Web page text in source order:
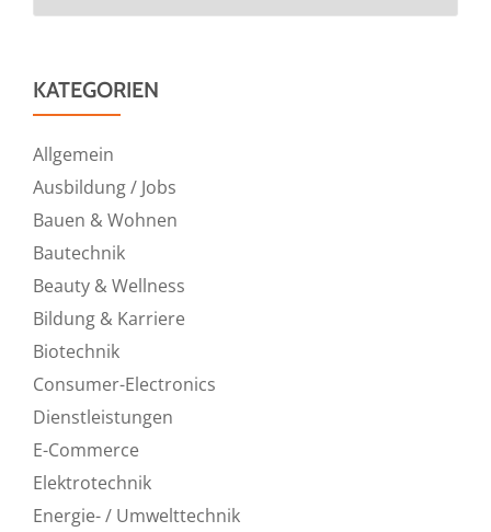
KATEGORIEN
Allgemein
Ausbildung / Jobs
Bauen & Wohnen
Bautechnik
Beauty & Wellness
Bildung & Karriere
Biotechnik
Consumer-Electronics
Dienstleistungen
E-Commerce
Elektrotechnik
Energie- / Umwelttechnik